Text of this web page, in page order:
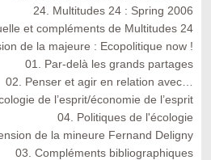
24. Multitudes 24 : Spring 2006
et compléments de Multitudes 24
de la majeure : Ecopolitique now !
01. Par-delà les grands partages
02. Penser et agir en relation avec…
de l’esprit/économie de l’esprit
04. Politiques de l'écologie
de la mineure Fernand Deligny
03. Compléments bibliographiques